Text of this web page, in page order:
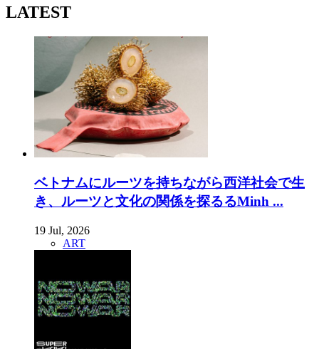
LATEST
ベトナムにルーツを持ちながら西洋社会で生
き、ルーツと文化の関係を探るるMinh ...
19 Jul, 2026
ART